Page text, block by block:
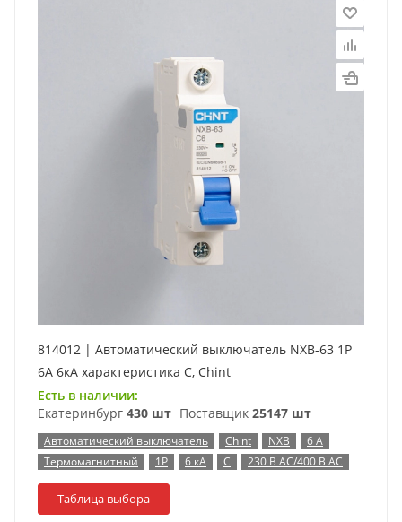
814012 | Автоматический выключатель NXB-63 1P
6А 6кА характеристика C, Chint
Есть в наличии:
Екатеринбург 430 шт Поставщик 25147 шт
Автоматический выключатель Chint NXB
6 А
Термомагнитный
1P 6 кА C 230 В AC/400 В AC
Таблица выбора